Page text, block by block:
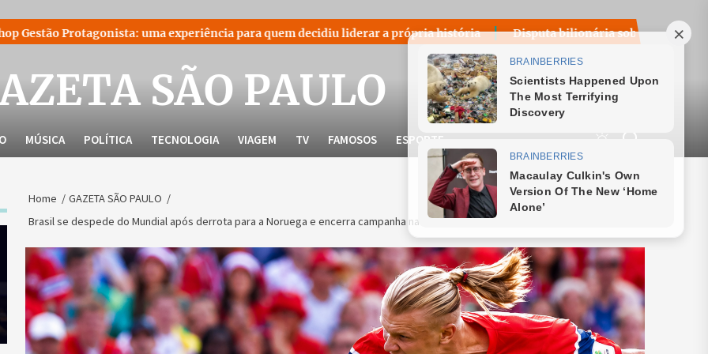
uma experiência para quem decidiu liderar a própria história Disputa bilionária sobre royalties do petróleo volta
SÃO PAULO
MÚSICA POLÍTICA TECNOLOGIA VIAGEM TV FAMOSOS ESPORTE
Home
GAZETA SÃO PAULO
Brasil se despede do Mundial após derrota para a Noruega e encerra campanha nas oitavas de final